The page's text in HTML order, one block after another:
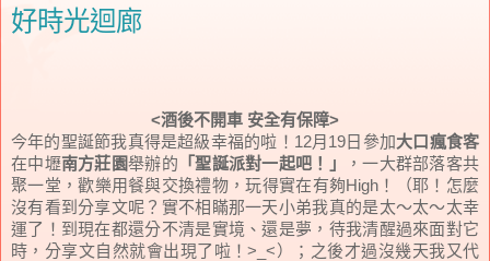
好時光迴廊
<酒後不開車 安全有保障>
今年的聖誕節我真得是超級幸福的啦！12月19日參加大口瘋食客
在中壢南方莊園舉辦的 「聖誕派對一起吧！」
，一大群部落客共
聚一堂，歡樂用餐與交換禮物，玩得實在有夠High！
（耶！怎麼
沒有看到分享文呢？實不相瞞那一天小弟我真的是太～太～太幸
運了！到現在都還分不清是實境、還是夢，待我清醒過來面對它
時，分享文自然就會出現了啦！>_<）； 之後才過沒幾天我又代